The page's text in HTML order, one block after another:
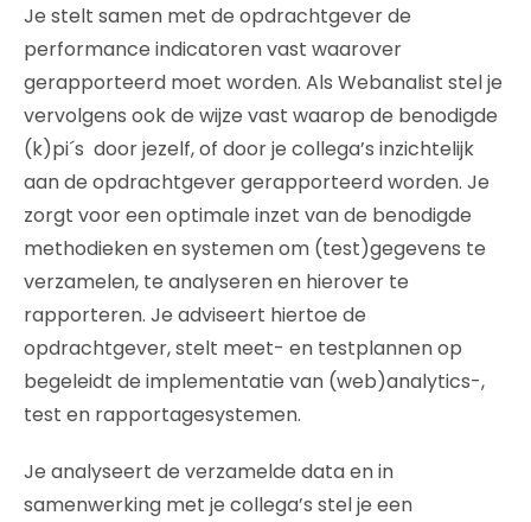
Je stelt samen met de opdrachtgever de
performance indicatoren vast waarover
gerapporteerd moet worden. Als Webanalist stel je
vervolgens ook de wijze vast waarop de benodigde
(k)pi´s door jezelf, of door je collega’s inzichtelijk
aan de opdrachtgever gerapporteerd worden. Je
zorgt voor een optimale inzet van de benodigde
methodieken en systemen om (test)gegevens te
verzamelen, te analyseren en hierover te
rapporteren. Je adviseert hiertoe de
opdrachtgever, stelt meet- en testplannen op
begeleidt de implementatie van (web)analytics-,
test en rapportagesystemen.
Je analyseert de verzamelde data en in
samenwerking met je collega’s stel je een